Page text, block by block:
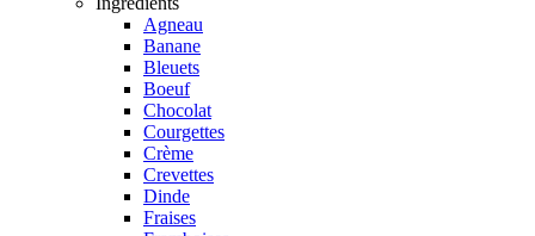
Agneau
Banane
Bleuets
Boeuf
Chocolat
Courgettes
Crème
Crevettes
Dinde
Fraises